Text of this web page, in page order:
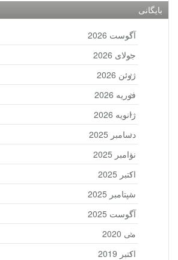
بایگانی
آگوست 2026
جولای 2026
ژوئن 2026
فوریه 2026
ژانویه 2026
دسامبر 2025
نوامبر 2025
اکتبر 2025
سپتامبر 2025
آگوست 2025
می 2020
اکتبر 2019